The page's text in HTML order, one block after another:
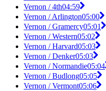
Vernon / 4th04:59
Vernon / Arlington05:00
Vernon / Gramercy05:01
Vernon / Western05:02
Vernon / Harvard05:03
Vernon / Denker05:03
Vernon / Normandie05:04
Vernon / Budlong05:05
Vernon / Vermont05:06